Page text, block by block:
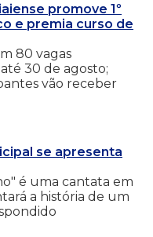
promove 1º
e premia curso de
80 vagas
30 de agosto;
vão receber
se apresenta
é uma cantata em
a história de um